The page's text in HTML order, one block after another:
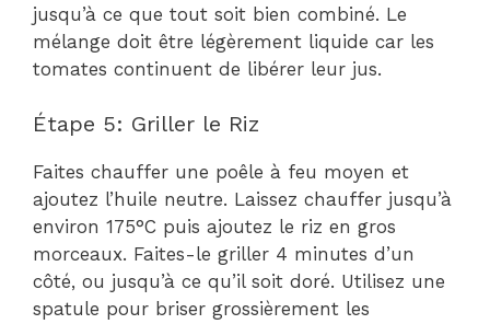
jusqu’à ce que tout soit bien combiné. Le
mélange doit être légèrement liquide car les
tomates continuent de libérer leur jus.
Étape 5: Griller le Riz
Faites chauffer une poêle à feu moyen et
ajoutez l’huile neutre. Laissez chauffer jusqu’à
environ 175°C puis ajoutez le riz en gros
morceaux. Faites-le griller 4 minutes d’un
côté, ou jusqu’à ce qu’il soit doré. Utilisez une
spatule pour briser grossièrement les